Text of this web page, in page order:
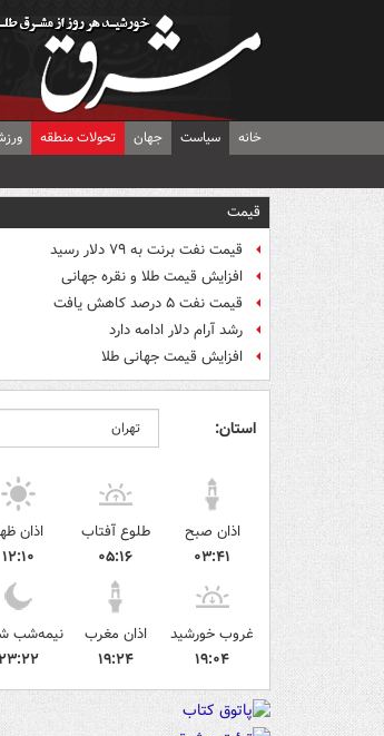
خانه سیاست جهان تحولات منطقه
قیمت
قیمت نفت برنت به ۷۹ دلار رسید
افزایش قیمت طلا و نقره جهانی
قیمت نفت ۵ درصد کاهش یافت
رشد آرام دلار ادامه دارد
افزایش قیمت جهانی طلا
استان:
اذان صبح
۰۳:۴۱
طلوع آفتاب
۰۵:۱۶
اذان
۱۲:۱۰
غروب خورشید
۱۹:۰۴
اذان مغرب
۱۹:۲۴
نیمه‌شب